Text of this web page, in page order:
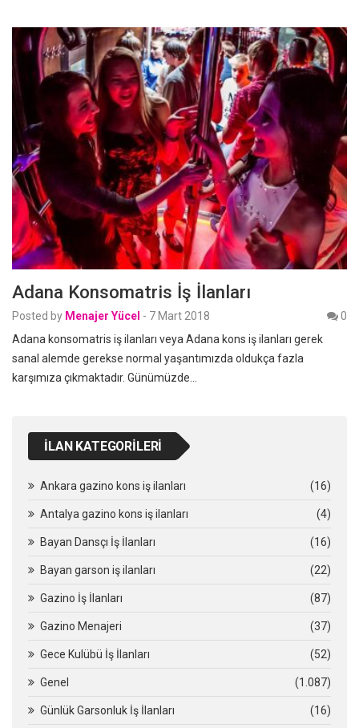
Adana Konsomatris İş İlanları
Posted by Menajer Yücel - 7 Mart 2018
0
Adana konsomatris iş ilanları veya Adana kons iş ilanları gerek
sanal alemde gerekse normal yaşantımızda oldukça fazla
karşımıza çıkmaktadır. Günümüzde…
İLAN KATEGORILERI
Ankara gazino kons iş ilanları (16)
Antalya gazino kons iş ilanları (4)
Bayan Dansçı İş İlanları (16)
Bayan garson iş ilanları (22)
Gazino İş İlanları (87)
Gazino Menajeri (37)
Gece Kulübü İş İlanları (52)
Genel (1.087)
Günlük Garsonluk İş İlanları (16)